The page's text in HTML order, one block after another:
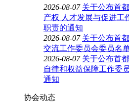
2026-08-07 关于公布首
产权 人才发展与促进工
职责的通知
2026-08-07 关于公布首
交流工作委员会委员名
2026-08-07 关于公布首
自律和权益保障工作委
通知
协会动态